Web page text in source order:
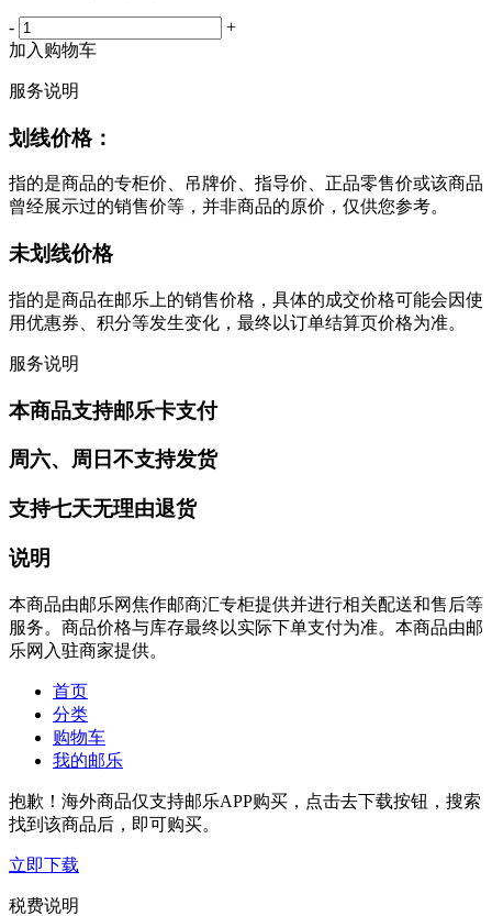
-
+
加入购物车
服务说明
划线价格：
指的是商品的专柜价、吊牌价、指导价、正品零售价或该商品
曾经展示过的销售价等，并非商品的原价，仅供您参考。
未划线价格
指的是商品在邮乐上的销售价格，具体的成交价格可能会因使
用优惠券、积分等发生变化，最终以订单结算页价格为准。
服务说明
本商品支持邮乐卡支付
周六、周日不支持发货
支持七天无理由退货
说明
本商品由邮乐网焦作邮商汇专柜提供并进行相关配送和售后等
服务。商品价格与库存最终以实际下单支付为准。本商品由邮
乐网入驻商家提供。
首页
分类
购物车
我的邮乐
抱歉！海外商品仅支持邮乐APP购买，点击去下载按钮，搜索
找到该商品后，即可购买。
立即下载
税费说明